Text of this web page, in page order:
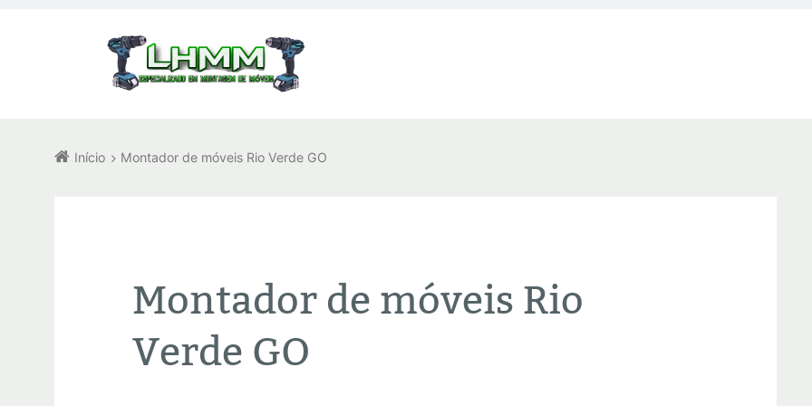
Início Montador de móveis Rio Verde GO
Montador de móveis Rio
Verde GO